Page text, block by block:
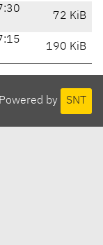
72 KiB
190 KiB
Powered by SNT